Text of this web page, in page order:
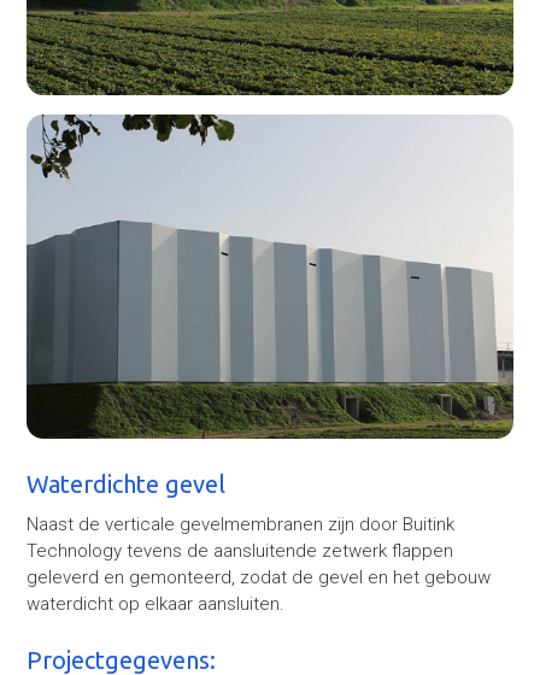
Waterdichte gevel
Naast de verticale gevelmembranen zijn door Buitink
Technology tevens de aansluitende zetwerk flappen
geleverd en gemonteerd, zodat de gevel en het gebouw
waterdicht op elkaar aansluiten.
Projectgegevens: